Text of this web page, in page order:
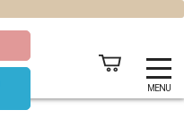
MENU